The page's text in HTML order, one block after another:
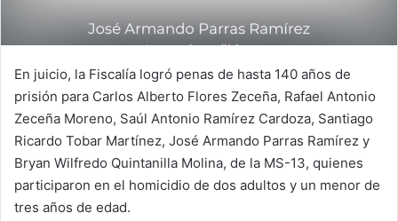
En juicio, la Fiscalía logró penas de hasta 140 años de
prisión para Carlos Alberto Flores Zeceña, Rafael Antonio
Zeceña Moreno, Saúl Antonio Ramírez Cardoza, Santiago
Ricardo Tobar Martínez, José Armando Parras Ramírez y
Bryan Wilfredo Quintanilla Molina, de la MS-13, quienes
participaron en el homicidio de dos adultos y un menor de
tres años de edad.